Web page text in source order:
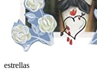
estrellas